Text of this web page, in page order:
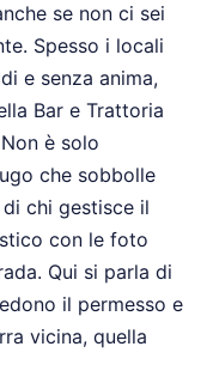
se non ci sei
Spesso i locali
e senza anima,
Bar e Trattoria
è solo
che sobbolle
chi gestisce il
con le foto
Qui si parla di
il permesso e
vicina, quella